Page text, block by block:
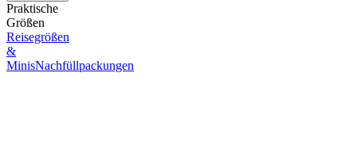
Praktische
Größen
Reisegrößen
&
MinisNachfüllpackungen